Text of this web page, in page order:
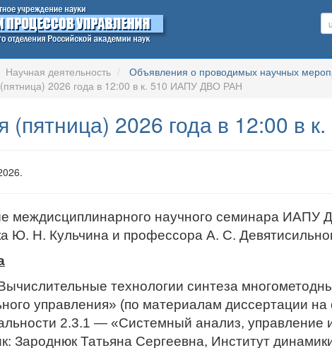
Научная деятельность
Объявления о проводимых научных
2026 года в 12:00 в к. 510 ИАПУ ДВО РАН
(пятница) 2026 года в 12:00
междисциплинарного научного семинара ИАПУ
Ю. Н. Кульчина и профессора А. С.
технологии синтеза
управления» (по материалам диссертации на
2.3.1 — «Системный анализ, управление
Зароднюк Татьяна Сергеевна, Институт